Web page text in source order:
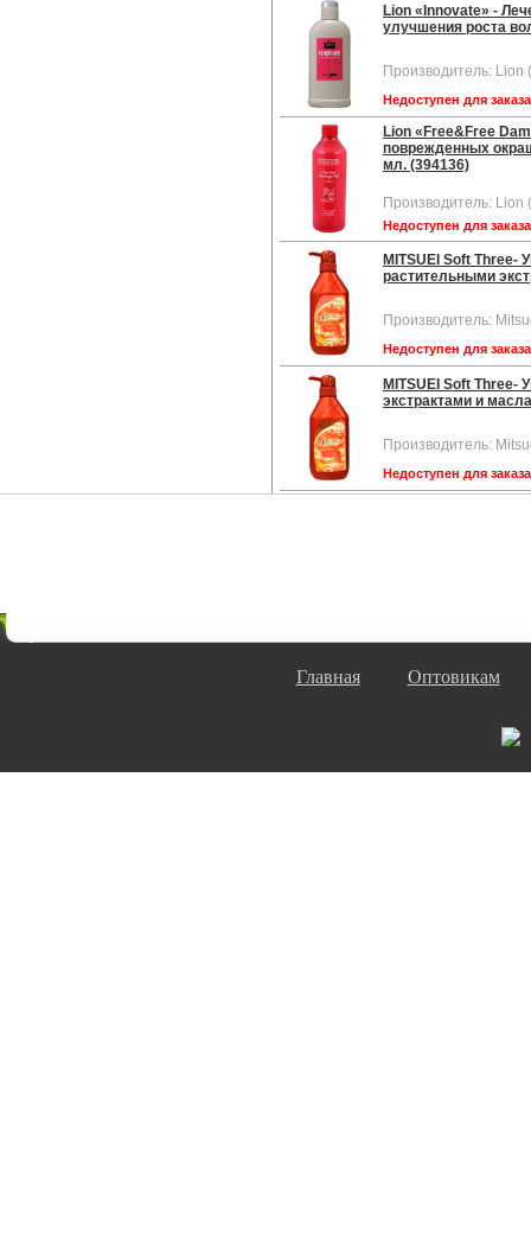
Lion «Innovate» -
улучшения роста
Производитель: Lion
Недоступен для
Lion «Free&Free
поврежденных
мл. (394136)
Производитель: Lion
Недоступен для
MITSUEI Soft
растительными
Производитель:
Недоступен для
MITSUEI Soft
экстрактами и
Производитель:
Недоступен для
Главная Оптовикам